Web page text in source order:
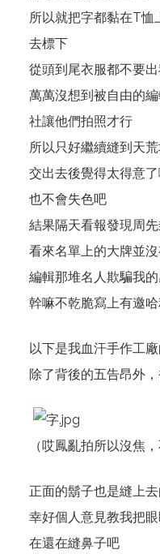
所以就把字都黏在T恤
去標下
從頭到尾衣服都不要
萬萬沒想到被自由的
社讓他們拍照才行
所以只好繼續縫到天
交出去後覺得太得意
也不會失色吧
結果隔天看報發現周
看來名單上的大牌並
編輯那堆名人欺騙我
幹嘛不乾脆寫上有邀
以下是我血汗手作工
除了背後的五告昂外
（哎鳳亂拍所以沒焦
正面的鬍子也是縫上
幸好個人意見教我把
在還在縫鼻子吧